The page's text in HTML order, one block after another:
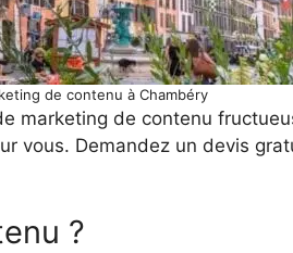
de contenu à Chambéry
marketing de contenu
vous. Demandez un devis
?